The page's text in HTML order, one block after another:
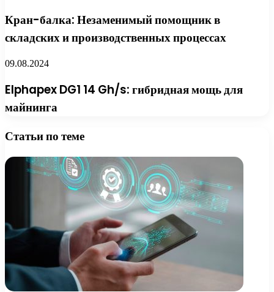
Кран-балка: Незаменимый помощник в
складских и производственных процессах
09.08.2024
Elphapex DG1 14 Gh/s: гибридная мощь для
майнинга
Статьи по теме